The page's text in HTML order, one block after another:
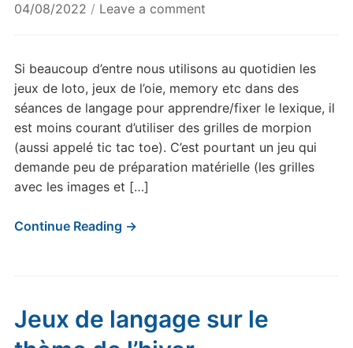
04/08/2022 / Leave a comment
Si beaucoup d’entre nous utilisons au quotidien les
jeux de loto, jeux de l’oie, memory etc dans des
séances de langage pour apprendre/fixer le lexique, il
est moins courant d’utiliser des grilles de morpion
(aussi appelé tic tac toe). C’est pourtant un jeu qui
demande peu de préparation matérielle (les grilles
avec les images et […]
Continue Reading →
Jeux de langage sur le